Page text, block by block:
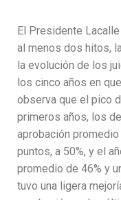
El Presidente
al menos dos hitos,
la evolución de los
los cinco años en
observa que el pico
primeros años, los
aprobación promedio
puntos, a 50%, y el
promedio de 46% y
tuvo una ligera